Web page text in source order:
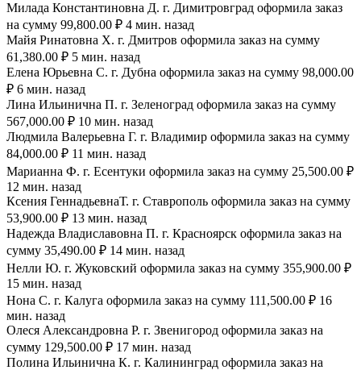
Милада Константиновна Д. г. Димитровград оформила заказ
на сумму 99,800.00 ₽ 4 мин. назад
Майя Ринатовна Х. г. Дмитров оформила заказ на сумму
61,380.00 ₽ 5 мин. назад
Елена Юрьевна С. г. Дубна оформила заказ на сумму 98,000.00
₽ 6 мин. назад
Лина Ильинична П. г. Зеленоград оформила заказ на сумму
567,000.00 ₽ 10 мин. назад
Людмила Валерьевна Г. г. Владимир оформила заказ на сумму
84,000.00 ₽ 11 мин. назад
Марианна Ф. г. Есентуки оформила заказ на сумму 25,500.00 ₽
12 мин. назад
Ксения ГеннадьевнаТ. г. Ставрополь оформила заказ на сумму
53,900.00 ₽ 13 мин. назад
Надежда Владиславовна П. г. Красноярск оформила заказ на
сумму 35,490.00 ₽ 14 мин. назад
Нелли Ю. г. Жуковский оформила заказ на сумму 355,900.00 ₽
15 мин. назад
Нона С. г. Калуга оформила заказ на сумму 111,500.00 ₽ 16
мин. назад
Олеся Александровна Р. г. Звенигород оформила заказ на
сумму 129,500.00 ₽ 17 мин. назад
Полина Ильинична К. г. Калининград оформила заказ на